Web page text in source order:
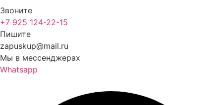
Звоните
+7 925 124-22-15
Пишите
zapuskup@mail.ru
Мы в мессенджерах
Whatsapp